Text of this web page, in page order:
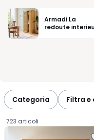
Armadi La
redoute
Categoria Filtra e
723 articoli